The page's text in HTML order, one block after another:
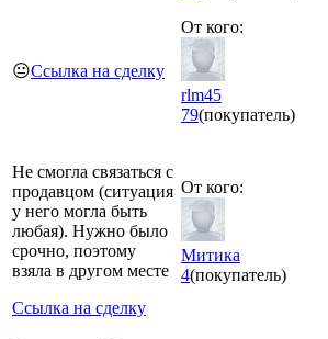
😐Ссылка на сделку
От кого:
rlm45
79(покупатель)
Не смогла связаться с
продавцом (ситуация
у него могла быть
любая). Нужно было
срочно, поэтому
взяла в другом месте
Ссылка на сделку
От кого:
Митика
4(покупатель)